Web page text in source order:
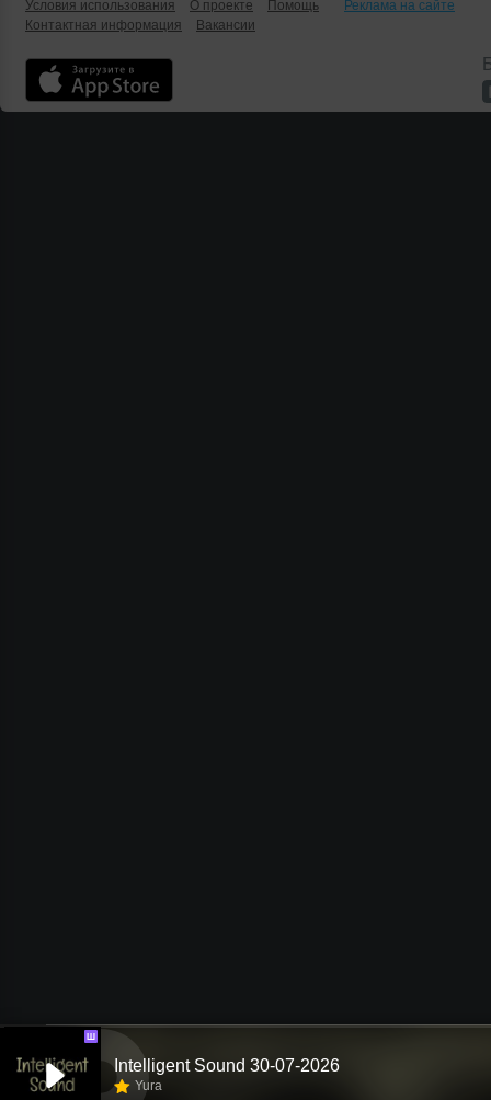
Условия использования
О проекте Помощь
Реклама на сайте
Контактная информация
Вакансии
Ш
Intelligent Sound 30-07-2026
Yura